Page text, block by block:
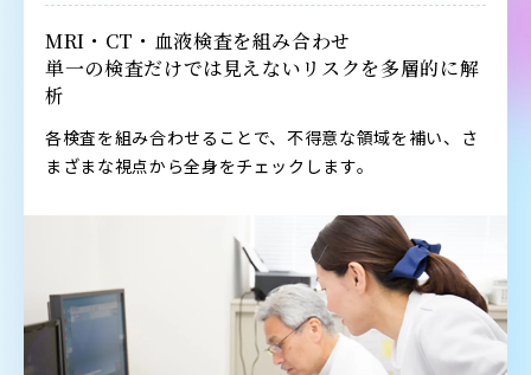
MRI・CT・血液検査を組み合わせ
単一の検査だけでは見えないリスクを多層的に解
析
各検査を組み合わせることで、不得意な領域を補い、さ
まざまな視点から全身をチェックします。